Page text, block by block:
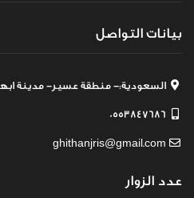
بيانات التواصل
السعودية:- منطقة عسير- مدينة ابها
0553847686
ghithanjris@gmail.com
عدد الزوار